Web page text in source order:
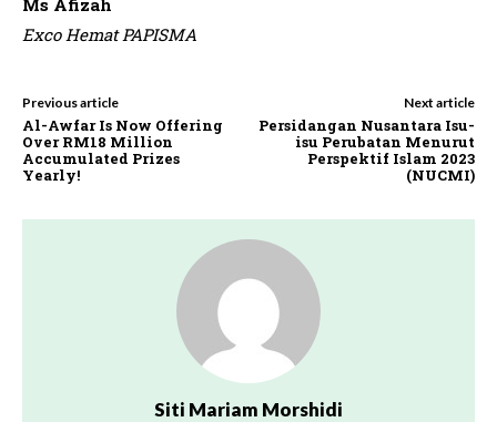
Exco Hemat PAPISMA
Previous article
Al-Awfar Is Now Offering
Over RM18 Million
Accumulated Prizes
Yearly!
Next article
Persidangan Nusantara Isu-
isu Perubatan Menurut
Perspektif Islam 2023
(NUCMI)
Siti Mariam Morshidi